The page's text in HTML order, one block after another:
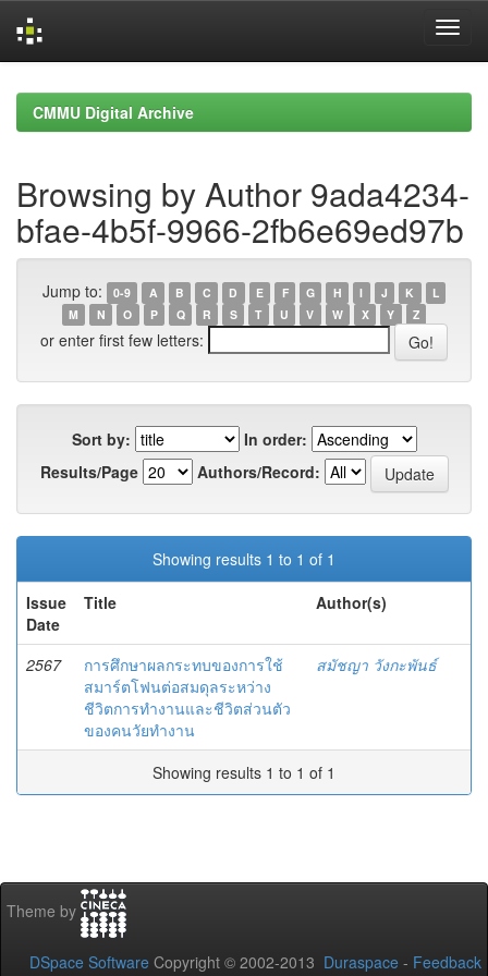
navigationCMMU Digital Archive
Browsing by Author 9ada4234-
bfae-4b5f-9966-2fb6e69ed97b
Jump to: 0-9 A B C D E F G H I J K
L
M
N O P Q R S T U V W X Y Z
or enter first few letters:
Sort by:
In order:
Results/Page
Authors/Record:
Showing results 1 to 1 of 1
Issue
Date
Title Author(s)
2567
การศึกษาผลกระทบของการใช้
สมาร์ตโฟนต่อสมดุลระหว่าง
ชีวิตการทำงานและชีวิตส่วนตัว
ของคนวัยทำงาน
สมัชญา วังกะพันธ์
Showing results 1 to 1 of 1
Theme by
DSpace Software Copyright © 2002-2013 Duraspace - Feedback